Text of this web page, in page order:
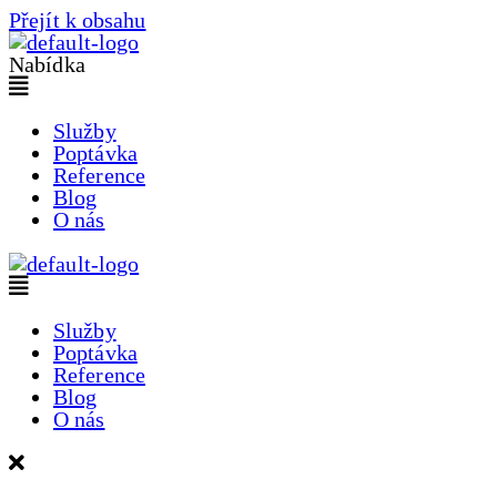
Přejít k obsahu
Nabídka
Služby
Poptávka
Reference
Blog
O nás
Služby
Poptávka
Reference
Blog
O nás